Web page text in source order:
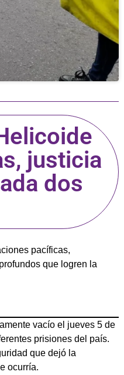
justicia
dos
pacíficas,
que logren la
vacío el jueves 5 de
prisiones del país.
que dejó la
ocurría.